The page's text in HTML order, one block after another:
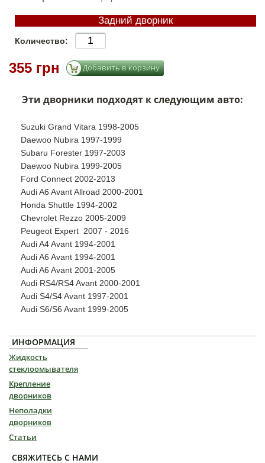
Задний дворник
Количество:
355 грн
Эти дворники подходят к следующим авто:
Suzuki Grand Vitara 1998-2005
Daewoo Nubira 1997-1999
Subaru Forester 1997-2003
Daewoo Nubira 1999-2005
Ford Connect 2002-2013
Audi A6 Avant Allroad 2000-2001
Honda Shuttle 1994-2002
Chevrolet Rezzo 2005-2009
Peugeot Expert 2007 - 2016
Audi A4 Avant 1994-2001
Audi A6 Avant 1994-2001
Audi A6 Avant 2001-2005
Audi RS4/RS4 Avant 2000-2001
Audi S4/S4 Avant 1997-2001
Audi S6/S6 Avant 1999-2005
ИНФОРМАЦИЯ
Жидкость
стеклоомывателя
Крепление
дворников
Неполадки
дворников
Статьи
СВЯЖИТЕСЬ С НАМИ